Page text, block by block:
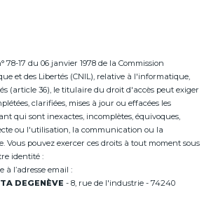
78-17 du 06 janvier 1978 de la Commission
et des Libertés (CNIL), relative à l'informatique,
(article 36), le titulaire du droit d'accès peut exiger
clarifiées, mises à jour ou effacées les
qui sont inexactes, incomplètes, équivoques,
ou l'utilisation, la communication ou la
Vous pouvez exercer ces droits à tout moment sous
identité :
l’adresse email :
DEGENÈVE - 8, rue de l'industrie - 74240